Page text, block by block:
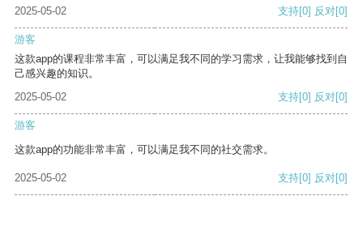
2025-05-02 支持[0] 反对[0]
游客
这款app的课程非常丰富，可以满足我不同的学习需求，让我能够找到自
己感兴趣的知识。
2025-05-02
支持[0] 反对[0]
游客
这款app的功能非常丰富，可以满足我不同的社交需求。
2025-05-02 支持[0] 反对[0]